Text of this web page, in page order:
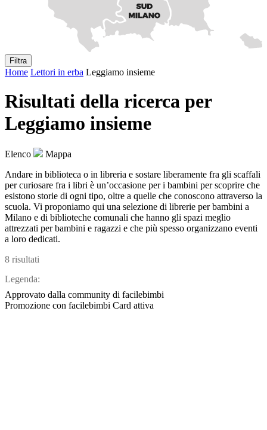
Filtra
Home Lettori in erba Leggiamo insieme
Risultati della ricerca per
Leggiamo insieme
Elenco
Mappa
Andare in biblioteca o in libreria e sostare liberamente fra gli scaffali
per curiosare fra i libri è un’occasione per i bambini per scoprire che
esistono storie di ogni tipo, oltre a quelle che conoscono attraverso la
scuola. Vi proponiamo qui una selezione di librerie per bambini a
Milano e di biblioteche comunali che hanno gli spazi meglio
attrezzati per bambini e ragazzi e che più spesso organizzano eventi
a loro dedicati.
8 risultati
Legenda:
Approvato dalla community di facilebimbi
Promozione con facilebimbi Card attiva